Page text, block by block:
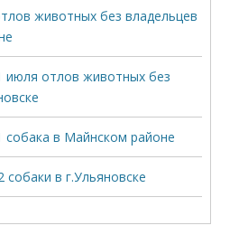
животных без владельцев
июля отлов животных без
собака в Майнском районе
в г.Ульяновске